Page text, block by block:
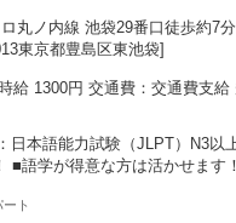
丸ノ内線 池袋29番口徒歩約7
番口徒歩約7分、東京メトロ有
東京都豊島区東池袋]
給 1300円 交通費：交通費支給
日本語能力試験（JLPT）N3以
■語学が得意な方は活かせます
話せる方歓迎、フリーター歓迎
ト